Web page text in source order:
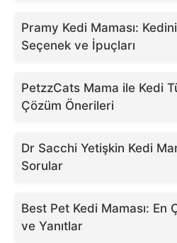
Pramy Kedi Maması:
Seçenek ve İpuçları
PetzzCats Mama ile Kedi
Çözüm Önerileri
Dr Sacchi Yetişkin Kedi
Sorular
Best Pet Kedi Maması: En
ve Yanıtlar